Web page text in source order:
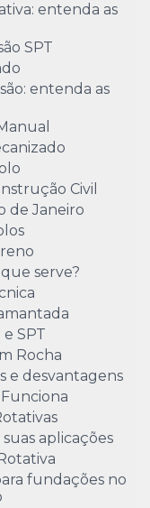
entenda as
SPT
entenda as
Civil
de Janeiro
serve?
SPT
Rocha
e desvantagens
aplicações
fundações no